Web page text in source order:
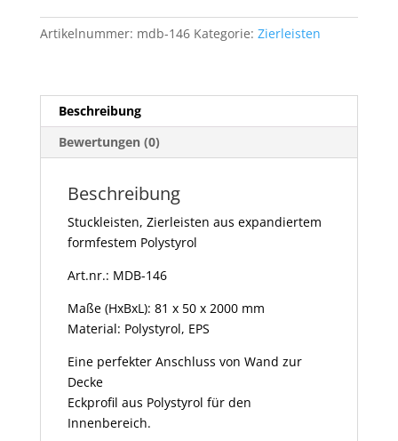
Polystyrol,
Artikelnummer: mdb-146 Kategorie: Zierleisten
Beschreibung
Bewertungen (0)
Beschreibung
Stuckleisten, Zierleisten aus expandiertem
formfestem Polystyrol
Art.nr.: MDB-146
Maße (HxBxL): 81 x 50 x 2000 mm
Material: Polystyrol, EPS
Eine perfekter Anschluss von Wand zur
Decke
Eckprofil aus Polystyrol für den
Innenbereich.